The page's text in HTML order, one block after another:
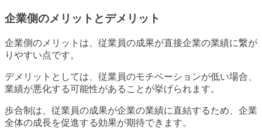
企業側のメリットとデメリット
企業側のメリットは、従業員の成果が直接企業の業績に繋が
りやすい点です。
デメリットとしては、従業員のモチベーションが低い場合、
業績が悪化する可能性があることが挙げられます。
歩合制は、従業員の成果が企業の業績に直結するため、企業
全体の成長を促進する効果が期待できます。